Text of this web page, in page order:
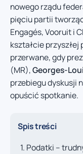
nowego rządu
pięciu partii
Engagés, Vooruit i
kształcie przyszłej
przerwane, gdy
(MR),Georges-
przebiegu dyskusji
opuścić spotkanie.
Spis treści
Podatki –